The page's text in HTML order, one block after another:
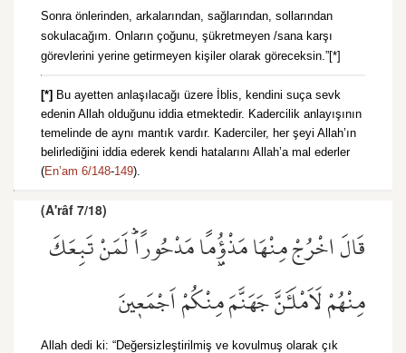
Sonra önlerinden, arkalarından, sağlarından, sollarından
sokulacağım. Onların çoğunu, şükretmeyen /sana karşı
görevlerini yerine getirmeyen kişiler olarak göreceksin.”[*]
[*] Bu ayetten anlaşılacağı üzere İblis, kendini suça sevk
edenin Allah olduğunu iddia etmektedir. Kadercilik anlayışının
temelinde de aynı mantık vardır. Kaderciler, her şeyi Allah’ın
belirlediğini iddia ederek kendi hatalarını Allah’a mal ederler
(En’am 6/148-149).
(A'râf 7/18)
قَالَ اخْرُجْ مِنْهَا مَذْؤُ۫مًا مَدْحُورًاۜ لَمَنْ تَبِعَكَ
مِنْهُمْ لَاَمْلَـَٔنَّ جَهَنَّمَ مِنْكُمْ اَجْمَع۪ينَ
Allah dedi ki: “Değersizleştirilmiş ve kovulmuş olarak çık